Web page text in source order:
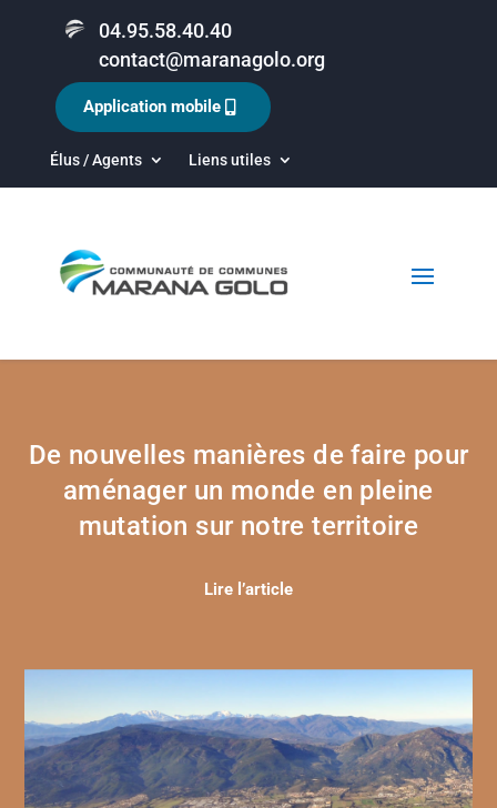
04.95.58.40.40
contact@maranagolo.org
Élus / Agents Liens utiles
Application mobile
De nouvelles manières de faire pour
aménager un monde en pleine
mutation sur notre territoire
Lire l’article